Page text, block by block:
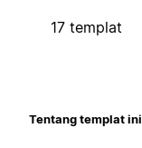
17 templat
Tentang templat ini